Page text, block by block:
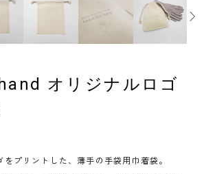
オリジナルロゴ
プリントした、薄手の手袋用巾着袋。